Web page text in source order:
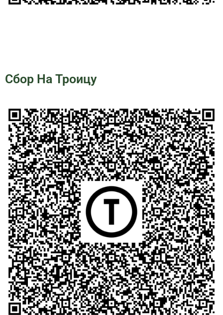
Сбор На Троицу